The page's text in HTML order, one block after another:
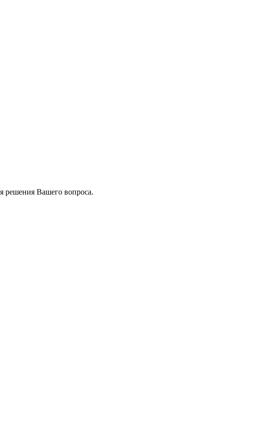
решения Вашего вопроса.